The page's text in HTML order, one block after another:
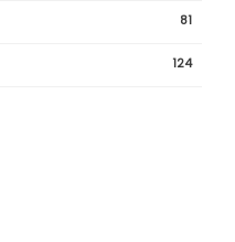
81
124